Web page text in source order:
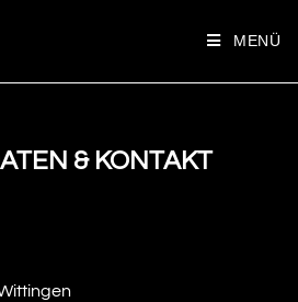
MENÜ
& KONTAKT